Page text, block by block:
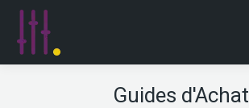
Guides d'Achat